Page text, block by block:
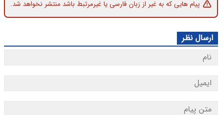
پیام هایی که به غیر از زبان فارسی یا غیرمرتبط باشد منتشر نخواهد شد.
ارسال نظر